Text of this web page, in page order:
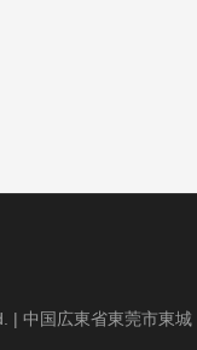
| 中国広東省東莞市東城